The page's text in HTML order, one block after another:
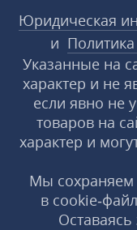
Юридическая
и
Указанные на
характер и не
если явно не
товаров на
характер и
Мы сохраняем
в